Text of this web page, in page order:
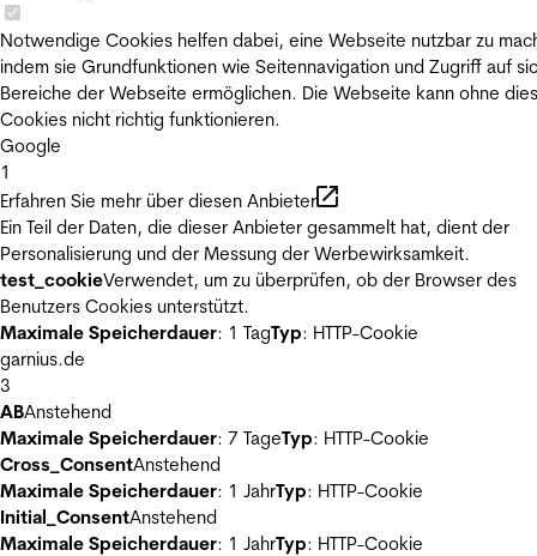
Notwendige Cookies helfen dabei, eine Webseite nutzbar zu
indem sie Grundfunktionen wie Seitennavigation und Zugriff auf
Bereiche der Webseite ermöglichen. Die Webseite kann ohne
Cookies nicht richtig funktionieren.
Google
1
Erfahren Sie mehr über diesen Anbieter
Ein Teil der Daten, die dieser Anbieter gesammelt hat, dient der
Personalisierung und der Messung der Werbewirksamkeit.
test_cookieVerwendet, um zu überprüfen, ob der Browser des
Benutzers Cookies unterstützt.
Maximale Speicherdauer: 1 TagTyp: HTTP-Cookie
garnius.de
3
ABAnstehend
Maximale Speicherdauer: 7 TageTyp: HTTP-Cookie
Cross_ConsentAnstehend
Maximale Speicherdauer: 1 JahrTyp: HTTP-Cookie
Initial_ConsentAnstehend
Maximale Speicherdauer: 1 JahrTyp: HTTP-Cookie